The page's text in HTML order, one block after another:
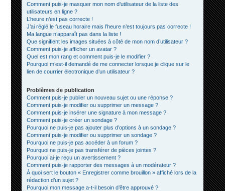
Comment puis-je masquer mon nom d’utilisateur de la liste des
utilisateurs en ligne ?
L’heure n’est pas correcte !
J’ai réglé le fuseau horaire mais l’heure n’est toujours pas correcte !
Ma langue n’apparaît pas dans la liste !
Que signifient les images situées à côté de mon nom d’utilisateur ?
Comment puis-je afficher un avatar ?
Quel est mon rang et comment puis-je le modifier ?
Pourquoi m’est-il demandé de me connecter lorsque je clique sur le
lien de courrier électronique d’un utilisateur ?
Problèmes de publication
Comment puis-je publier un nouveau sujet ou une réponse ?
Comment puis-je modifier ou supprimer un message ?
Comment puis-je insérer une signature à mon message ?
Comment puis-je créer un sondage ?
Pourquoi ne puis-je pas ajouter plus d’options à un sondage ?
Comment puis-je modifier ou supprimer un sondage ?
Pourquoi ne puis-je pas accéder à un forum ?
Pourquoi ne puis-je pas transférer de pièces jointes ?
Pourquoi ai-je reçu un avertissement ?
Comment puis-je rapporter des messages à un modérateur ?
À quoi sert le bouton « Enregistrer comme brouillon » affiché lors de la
rédaction d’un sujet ?
Pourquoi mon message a-t-il besoin d’être approuvé ?